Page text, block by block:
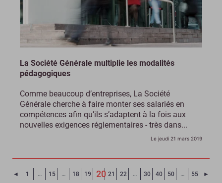
La Société Générale multiplie les modalités
pédagogiques
Comme beaucoup d’entreprises, La Société
Générale cherche à faire monter ses salariés en
compétences afin qu’ils s’adaptent à la fois aux
nouvelles exigences réglementaires - très dans...
Le jeudi 21 mars 2019
◄ Page précédente
1 … 15 … 18 19
20 21 22 … 30 40 50 … 55 ►